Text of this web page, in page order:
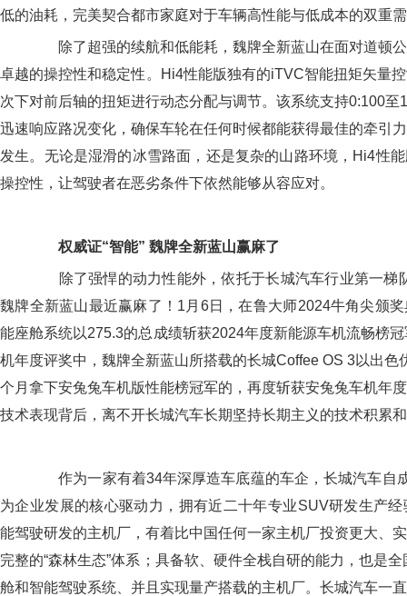
低的油耗，完美契合都市家庭对于车辆高性能与低成本的双重
除了超强的续航和低能耗，魏牌全新蓝山在面对道顿公
卓越的操控性和稳定性。Hi4性能版独有的iTVC智能扭矩矢量
次下对前后轴的扭矩进行动态分配与调节。该系统支持0:100至
迅速响应路况变化，确保车轮在任何时候都能获得最佳的牵引
发生。无论是湿滑的冰雪路面，还是复杂的山路环境，Hi4性
操控性，让驾驶者在恶劣条件下依然能够从容应对。
权威证“智能” 魏牌全新蓝山赢麻了
除了强悍的动力性能外，依托于长城汽车行业第一梯
魏牌全新蓝山最近赢麻了！1月6日，在鲁大师2024牛角尖颁
能座舱系统以275.3的总成绩斩获2024年度新能源车机流畅榜
机年度评奖中，魏牌全新蓝山所搭载的长城Coffee OS 3以出色
个月拿下安兔兔车机版性能榜冠军的，再度斩获安兔兔车机年
技术表现背后，离不开长城汽车长期坚持长期主义的技术积累
作为一家有着34年深厚造车底蕴的车企，长城汽车自成
为企业发展的核心驱动力，拥有近二十年专业SUV研发生产
能驾驶研发的主机厂，有着比中国任何一家主机厂投资更大、
完整的“森林生态”体系；具备软、硬件全栈自研的能力，也是
舱和智能驾驶系统、并且实现量产搭载的主机厂。长城汽车一